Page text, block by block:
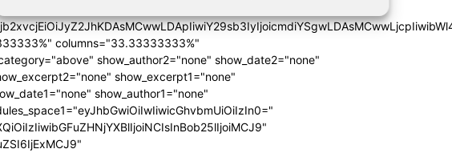
columns="33.33333333%"
show_author2="none" show_date2="none"
show_excerpt1="none"
show_author1="none"